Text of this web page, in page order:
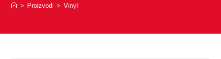
> Proizvodi > Vinyl